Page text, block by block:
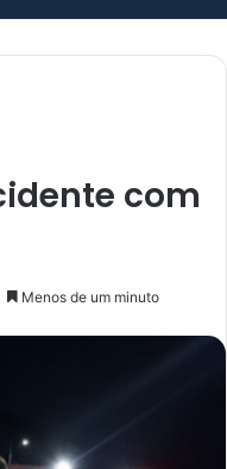
com
Menos de um minuto